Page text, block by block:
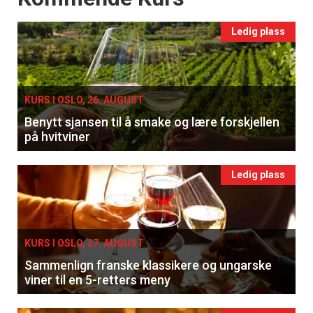
Ledig plass
KURS I OSLO, 26. AUGUST
Benytt sjansen til å smake og lære forskjellen
på hvitviner
Ledig plass
KURS I OSLO, 27. AUGUST
Sammenlign franske klassikere og ungarske
viner til en 5-retters meny